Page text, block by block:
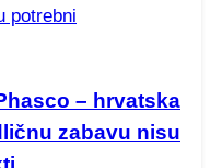
– hrvatska
zabavu nisu